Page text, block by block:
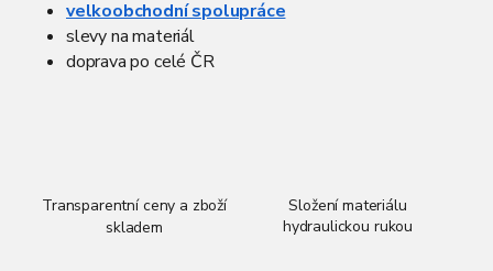
velkoobchodní spolupráce
slevy na materiál
doprava po celé ČR
Transparentní ceny a zboží
skladem
Složení materiálu
hydraulickou rukou